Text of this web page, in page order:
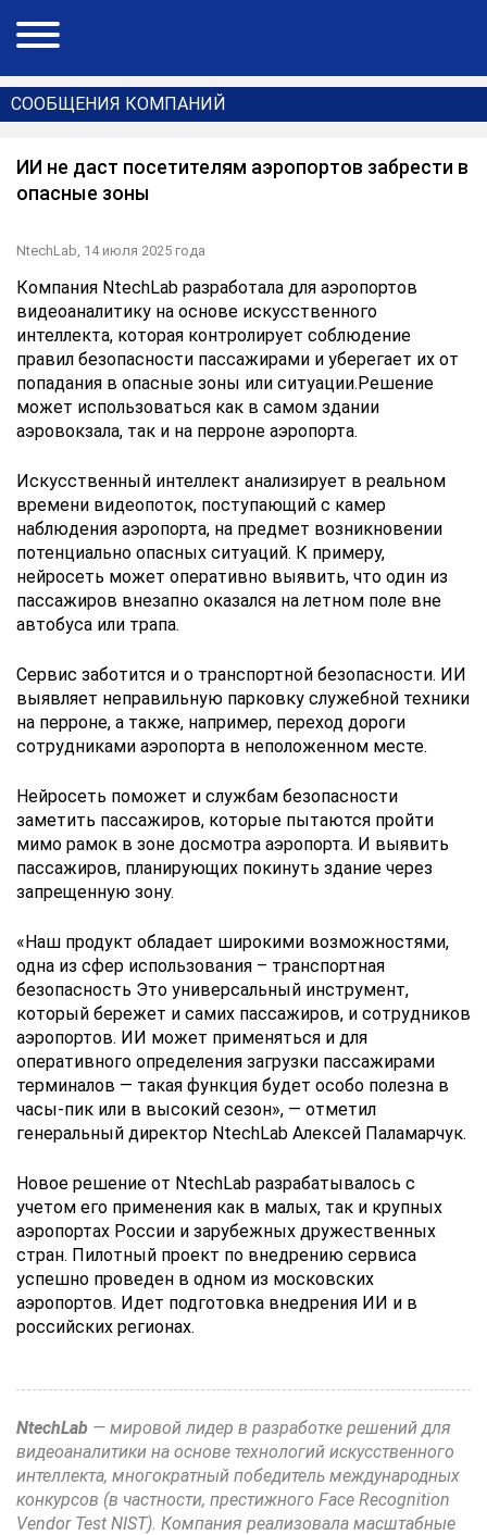
СООБЩЕНИЯ КОМПАНИЙ
ИИ не даст посетителям аэропортов забрести в
опасные зоны
NtechLab, 14 июля 2025 года
Компания NtechLab разработала для аэропортов
видеоаналитику на основе искусственного
интеллекта, которая контролирует соблюдение
правил безопасности пассажирами и уберегает их от
попадания в опасные зоны или ситуации.Решение
может использоваться как в самом здании
аэровокзала, так и на перроне аэропорта.
Искусственный интеллект анализирует в реальном
времени видеопоток, поступающий с камер
наблюдения аэропорта, на предмет возникновении
потенциально опасных ситуаций. К примеру,
нейросеть может оперативно выявить, что один из
пассажиров внезапно оказался на летном поле вне
автобуса или трапа.
Сервис заботится и о транспортной безопасности. ИИ
выявляет неправильную парковку служебной техники
на перроне, а также, например, переход дороги
сотрудниками аэропорта в неположенном месте.
Нейросеть поможет и службам безопасности
заметить пассажиров, которые пытаются пройти
мимо рамок в зоне досмотра аэропорта. И выявить
пассажиров, планирующих покинуть здание через
запрещенную зону.
«Наш продукт обладает широкими возможностями,
одна из сфер использования – транспортная
безопасность Это универсальный инструмент,
который бережет и самих пассажиров, и сотрудников
аэропортов. ИИ может применяться и для
оперативного определения загрузки пассажирами
терминалов — такая функция будет особо полезна в
часы-пик или в высокий сезон», — отметил
генеральный директор NtechLab Алексей Паламарчук.
Новое решение от NtechLab разрабатывалось с
учетом его применения как в малых, так и крупных
аэропортах России и зарубежных дружественных
стран. Пилотный проект по внедрению сервиса
успешно проведен в одном из московских
аэропортов. Идет подготовка внедрения ИИ и в
российских регионах.
NtechLab — мировой лидер в разработке решений для
видеоаналитики на основе технологий искусственного
интеллекта, многократный победитель международных
конкурсов (в частности, престижного Face Recognition
Vendor Test NIST). Компания реализовала масштабные